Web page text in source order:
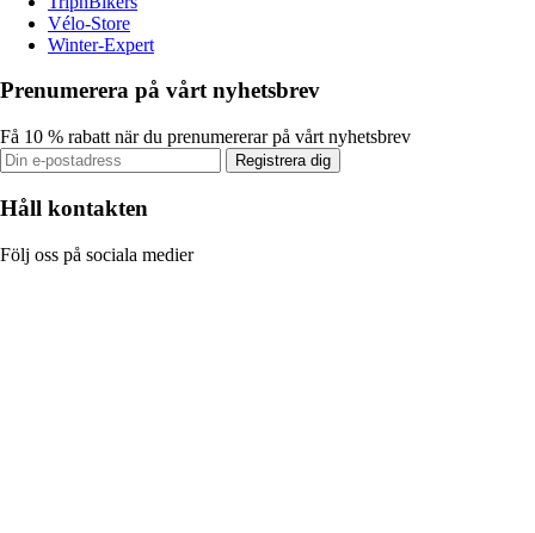
Vélo-Store
Winter-Expert
Prenumerera på vårt nyhetsbrev
Få 10 % rabatt när du prenumererar på vårt nyhetsbrev
Registrera dig
Håll kontakten
Följ oss på sociala medier